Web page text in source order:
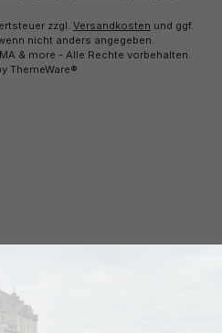
zzgl. Versandkosten und ggf.
nicht anders angegeben.
& more - Alle Rechte vorbehalten.
ThemeWare®